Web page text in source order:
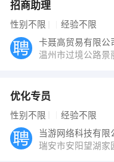
招商助理
性别不限 经验不限
卡聂高贸易有限公
温州市过境公路
优化专员
性别不限 经验不限
当游网络科技有限
瑞安市安阳望湖家